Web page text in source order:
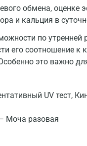
обмена, оценке
и кальция в
по утренней
его соотношение к
это важно
UV тест,
Моча разовая